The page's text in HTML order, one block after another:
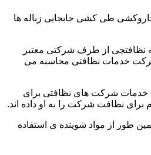
طی کشی جابجایی زباله ها
نظافتچی از طرف شرکتی معتبر
شرکت خدمات نظافتی محاسبه می
خدمات شرکت های نظافتی برای
نظافت شرکت را به او داده اند.
طور از مواد شوینده ی استفاده